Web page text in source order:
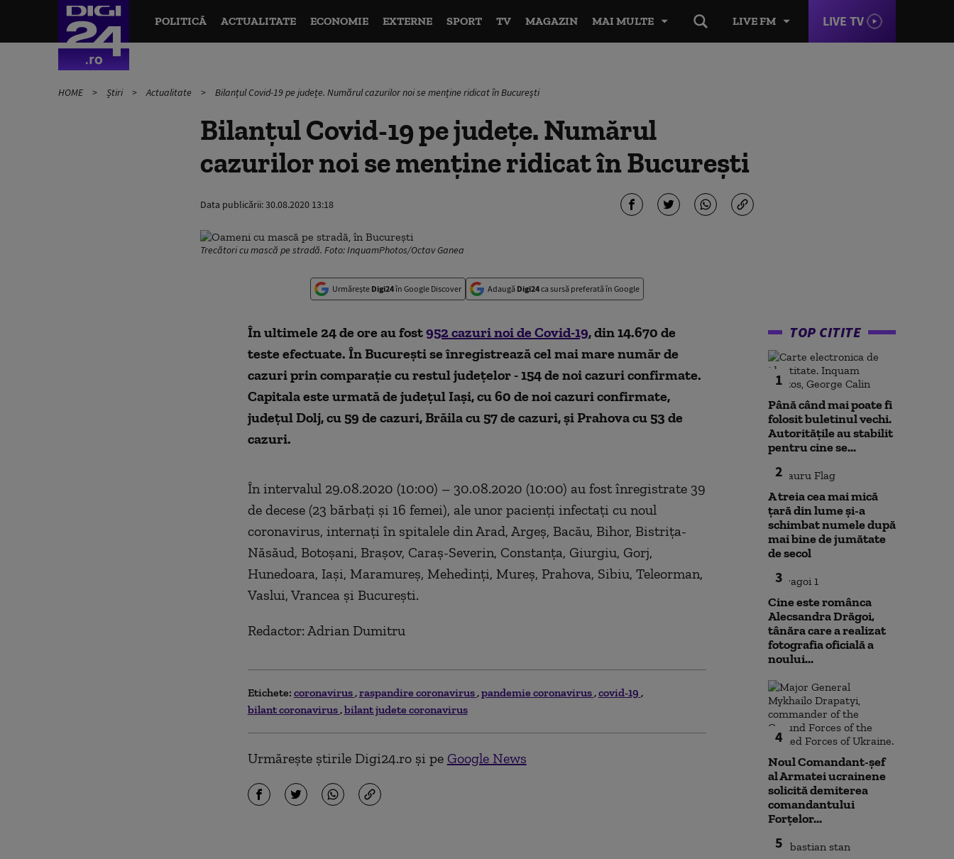
LIVE FM LIVE TV
POLITICĂ ACTUALITATE ECONOMIE EXTERNE SPORT TV MAGAZIN MAI MULTE
HOME Știri Actualitate Bilanțul Covid-19 pe județe. Numărul cazurilor noi se menține ridicat în București
Bilanțul Covid-19 pe județe. Numărul
cazurilor noi se menține ridicat în București
Data publicării:30.08.2020 13:18
Trecători cu mască pe stradă. Foto: InquamPhotos/Octav Ganea
Urmărește Digi24în Google Discover Adaugă Digi24ca sursă preferată în Google
În ultimele 24 de ore au fost952 cazuri noi de Covid-19, din 14.670 de
teste efectuate. În București se înregistrează cel mai mare număr de
cazuri prin comparație cu restul județelor - 154 de noi cazuri confirmate.
Capitala este urmată de județul Iași, cu 60 de noi cazuri confirmate,
județul Dolj, cu 59 de cazuri, Brăila cu 57 de cazuri, și Prahova cu 53 de
cazuri.
În intervalul 29.08.2020 (10:00) – 30.08.2020 (10:00) au fost înregistrate 39
de decese (23 bărbați și 16 femei), ale unor pacienți infectați cu noul
coronavirus, internați în spitalele din Arad, Argeș, Bacău, Bihor, Bistrița-
Năsăud, Botoșani, Brașov, Caraș-Severin, Constanța, Giurgiu, Gorj,
Hunedoara, Iași, Maramureș, Mehedinți, Mureș, Prahova, Sibiu, Teleorman,
Vaslui, Vrancea și București.
Redactor: Adrian Dumitru
Etichete: coronavirus raspandire coronavirus pandemie coronavirus covid-19
bilant coronavirus bilant judete coronavirus
Urmărește știrile Digi24.ro și pe Google News
TOP CITITE
1
Până când mai poate fi
folosit buletinul vechi.
Autoritățile au stabilit
pentru cine se...
2
A treia cea mai mică
țară din lume și-a
schimbat numele după
mai bine de jumătate
de secol
3
Cine este românca
Alecsandra Drăgoi,
tânăra care a realizat
fotografia oficială a
noului...
4
Noul Comandant-șef
al Armatei ucrainene
solicită demiterea
comandantului
Forțelor...
5